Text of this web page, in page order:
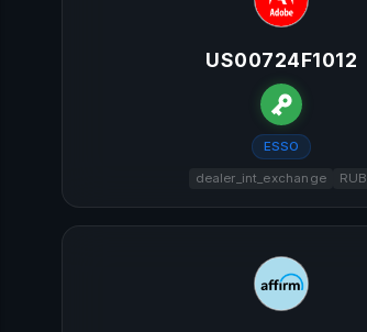
US00724F1012
ESSO
dealer_int_exchange RUB